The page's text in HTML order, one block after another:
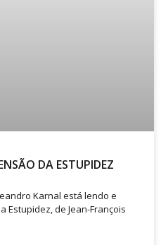
DA ESTUPIDEZ
Karnal está lendo e
Estupidez, de Jean-François